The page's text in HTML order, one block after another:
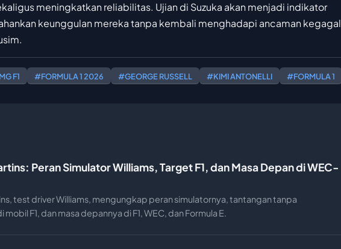
meningkatkan reliabilitas. Ujian di Suzuka akan menjadi indikator
keunggulan mereka tanpa kembali menghadapi ancaman
F1 #FORMULA 1 2026 #GEORGE RUSSELL #KIMI ANTONELLI #FORMULA 1
Peran Simulator Williams, Target F1, dan Masa Depan di WEC-
test driver Williams, mengungkap peran simulatornya, tantangan tanpa
F1, dan masa depannya di F1, WEC, dan Formula E.